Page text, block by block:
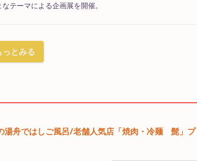
テーマによる企画展を開催。
っとみる
湯舟ではしご風呂/老舗人気店「焼肉・冷麺 髭」プ